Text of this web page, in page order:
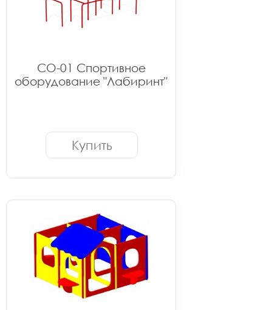
СО-01 Спортивное
оборудование "Лабиринт"
Купить